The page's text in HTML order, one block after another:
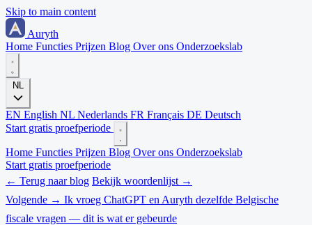
Skip to main content
Auryth
Home Functies Prijzen Blog Over ons Onderzoekslab
NL
EN English NL Nederlands FR Français DE Deutsch
Start gratis proefperiode
Home Functies Prijzen Blog Over ons Onderzoekslab
Start gratis proefperiode
← Terug naar blog Bekijk woordenlijst →
Volgende → Ik vroeg ChatGPT en Auryth dezelfde Belgische
fiscale vragen — dit is wat er gebeurde